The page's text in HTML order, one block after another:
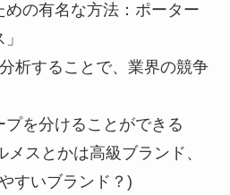
の有名な方法：ポーター
析することで、業界の競争
プを分けることができる
スとかは高級ブランド、
すいブランド？)